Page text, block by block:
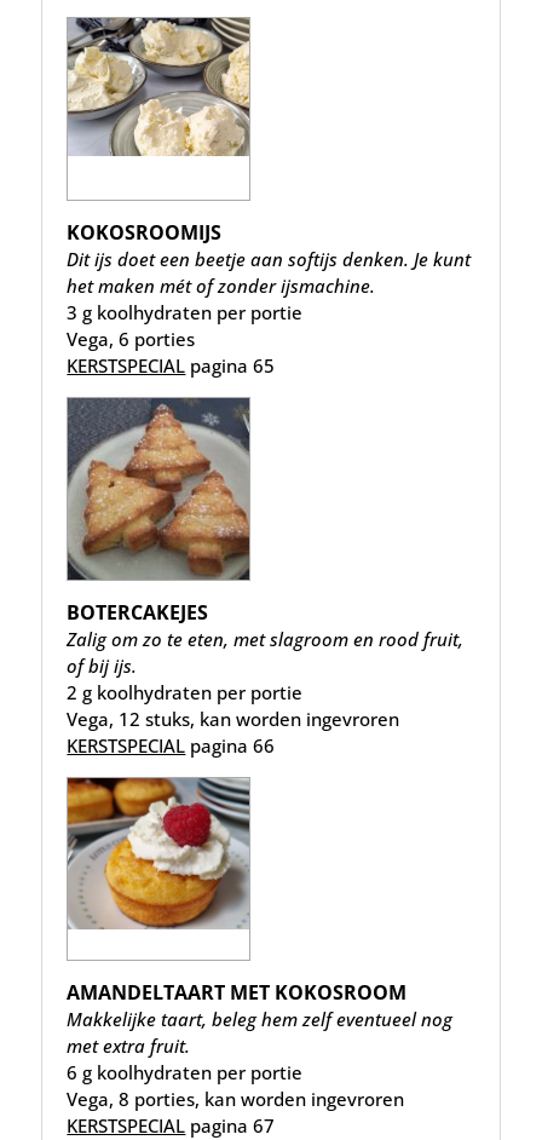
KOKOSROOMIJS
Dit ijs doet een beetje aan softijs denken. Je kunt
het maken mét of zonder ijsmachine.
3 g koolhydraten per portie
Vega, 6 porties
KERSTSPECIAL pagina 65
BOTERCAKEJES
Zalig om zo te eten, met slagroom en rood fruit,
of bij ijs.
2 g koolhydraten per portie
Vega, 12 stuks, kan worden ingevroren
KERSTSPECIAL pagina 66
AMANDELTAART MET KOKOSROOM
Makkelijke taart, beleg hem zelf eventueel nog
met extra fruit.
6 g koolhydraten per portie
Vega, 8 porties, kan worden ingevroren
KERSTSPECIAL pagina 67